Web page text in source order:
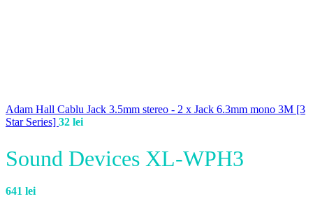
Adam Hall Cablu Jack 3.5mm stereo - 2 x Jack 6.3mm mono 3M [3
Star Series] 32 lei
Sound Devices XL-WPH3
641 lei